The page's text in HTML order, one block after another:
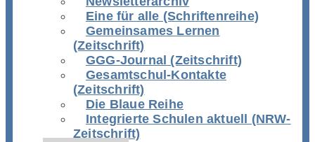
Eine für alle (Schriftenreihe)
Gemeinsames Lernen
(Zeitschrift)
GGG-Journal (Zeitschrift)
Gesamtschul-Kontakte
(Zeitschrift)
Die Blaue Reihe
Integrierte Schulen aktuell (NRW-
Zeitschrift)